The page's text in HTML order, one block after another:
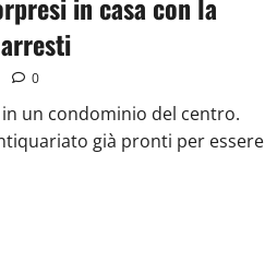
0
un condominio del centro.
già pronti per essere